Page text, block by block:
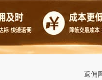
返佣